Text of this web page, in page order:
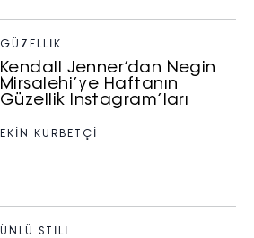
GÜZELLIK
Kendall Jenner’dan Negin
Mirsalehi’ye Haftanın
Güzellik Instagram’ları
EKİN KURBETÇİ
ÜNLÜ STILI